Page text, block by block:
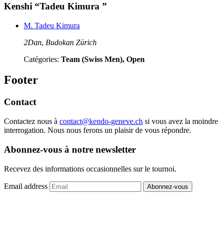
Kenshi “Tadeu Kimura ”
M. Tadeu Kimura
2Dan, Budokan Zürich
Catégories: Team (Swiss Men), Open
Footer
Contact
Contactez nous à contact@kendo-geneve.ch si vous avez la moindre
interrogation. Nous nous ferons un plaisir de vous répondre.
Abonnez-vous à notre newsletter
Recevez des informations occasionnelles sur le tournoi.
Email address Abonnez-vous